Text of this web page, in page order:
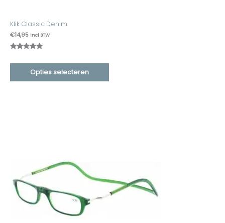
Klik Classic Denim
€14,95 incl BTW
d5.00op
Opties selecteren